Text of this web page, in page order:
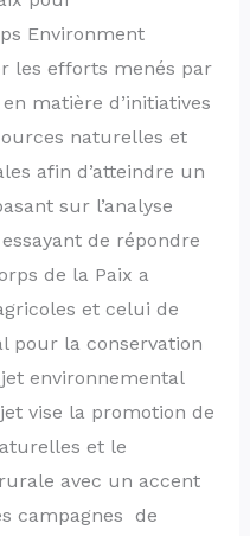
Environment
les efforts menés par
matière d’initiatives
naturelles et
afin d’atteindre un
sur l’analyse
de répondre
de la Paix a
et celui de
pour la conservation
environnemental
vise la promotion de
et le
avec un accent
campagnes de